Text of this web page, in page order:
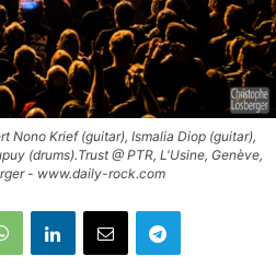
Nono Krief (guitar), Ismalia Diop (guitar),
(drums).Trust @ PTR, L'Usine, Genève,
- www.daily-rock.com